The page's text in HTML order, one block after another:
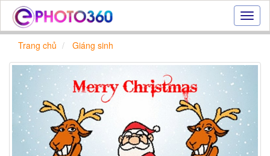
Hiệu
ứng
|
trực
tuyến,
tạo
ảnh
Trang chủ Giáng sinh